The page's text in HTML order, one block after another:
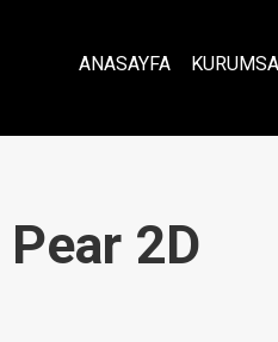
ANASAYFA
2D